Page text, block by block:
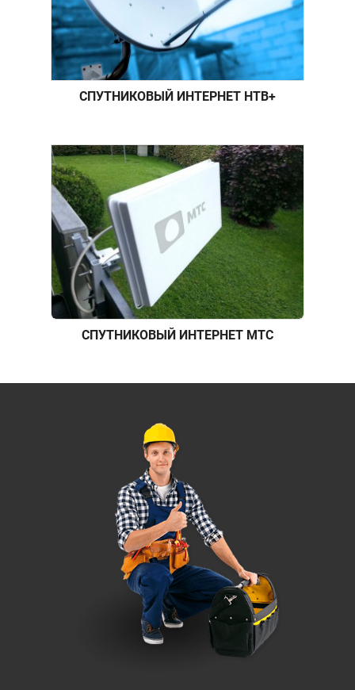
СПУТНИКОВЫЙ ИНТЕРНЕТ НТВ+
СПУТНИКОВЫЙ ИНТЕРНЕТ МТС